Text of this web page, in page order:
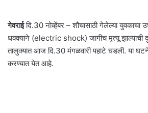
गेवराईदि.30 नोव्हेंबर – शौचासाठी गेलेल्या युवकाचा
धक्क्याने (electric shock) जागीच मृत्यू झाल्याची
तालुक्यात आज दि.30 मंगळवारी पहाटे घडली. या
करण्यात येत आहे.